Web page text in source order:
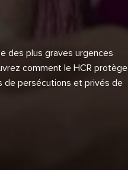
des plus graves urgences
comment le HCR protège
de persécutions et privés de